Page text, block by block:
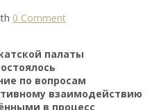
0 Comment
палаты
по вопросам
взаимодействию
в процесс